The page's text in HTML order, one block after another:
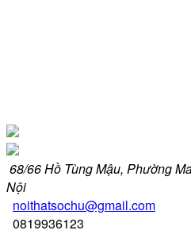
68/66 Hồ Tùng Mậu, Phường
Nội
noithatsochu@gmail.com
0819936123